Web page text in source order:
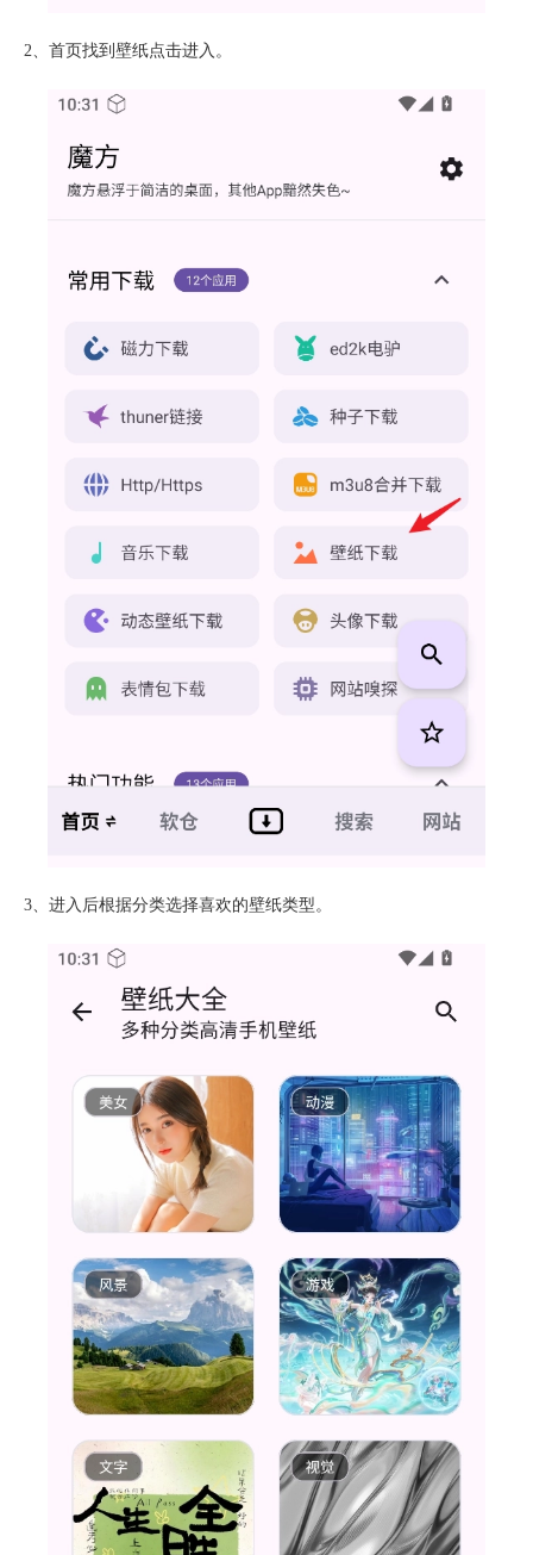
2、首页找到壁纸点击进入。
3、进入后根据分类选择喜欢的壁纸类型。